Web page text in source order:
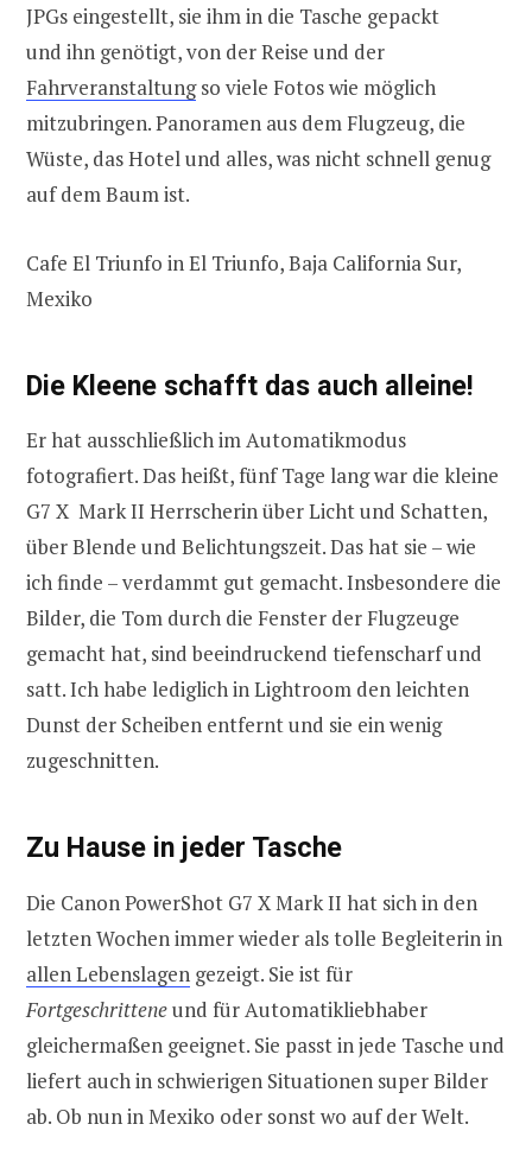
JPGs eingestellt, sie ihm in die Tasche gepackt
und ihn genötigt, von der Reise und der
Fahrveranstaltungso viele Fotos wie möglich
mitzubringen. Panoramen aus dem Flugzeug, die
Wüste, das Hotel und alles, was nicht schnell genug
auf dem Baum ist.
Cafe El Triunfo in El Triunfo, Baja California Sur,
Mexiko
Die Kleene schafft das auch alleine!
Er hat ausschließlich im Automatikmodus
fotografiert. Das heißt, fünf Tage lang war die kleine
G7 X Mark II Herrscherin über Licht und Schatten,
über Blende und Belichtungszeit. Das hat sie – wie
ich finde – verdammt gut gemacht. Insbesondere die
Bilder, die Tom durch die Fenster der Flugzeuge
gemacht hat, sind beeindruckend tiefenscharf und
satt. Ich habe lediglich in Lightroom den leichten
Dunst der Scheiben entfernt und sie ein wenig
zugeschnitten.
Zu Hause in jeder Tasche
Die Canon PowerShot G7 X Mark II hat sich in den
letzten Wochen immer wieder als tolle Begleiterin in
allen Lebenslagen gezeigt. Sie ist für
Fortgeschritteneund für Automatikliebhaber
gleichermaßen geeignet. Sie passt in jede Tasche und
liefert auch in schwierigen Situationen super Bilder
ab. Ob nun in Mexiko oder sonst wo auf der Welt.